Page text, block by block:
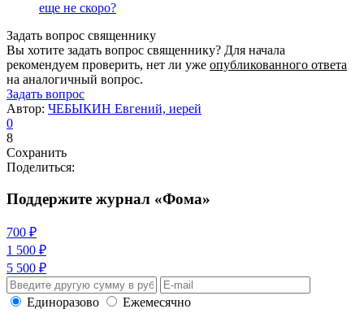
еще не скоро?
Задать вопрос священнику
Вы хотите задать вопрос священнику? Для начала
рекомендуем проверить, нет ли уже опубликованного ответа
на аналогичный вопрос.
Задать вопрос
Автор: ЧЕБЫКИН Евгений, иерей
0
8
Сохранить
Поделиться:
Поддержите журнал «Фома»
700 ₽
1 500 ₽
5 500 ₽
Единоразово
Ежемесячно